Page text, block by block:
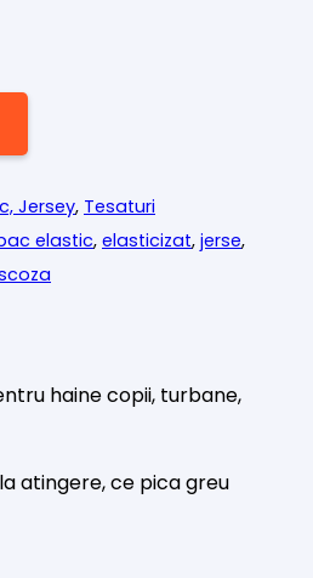
Jersey, Tesaturi
elastic, elasticizat, jerse,
haine copii, turbane,
atingere, ce pica greu